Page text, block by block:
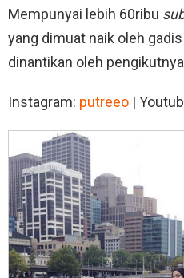
Mempunyai lebih 60ribu
yang dimuat naik oleh
dinantikan oleh
Instagram: putreeo |